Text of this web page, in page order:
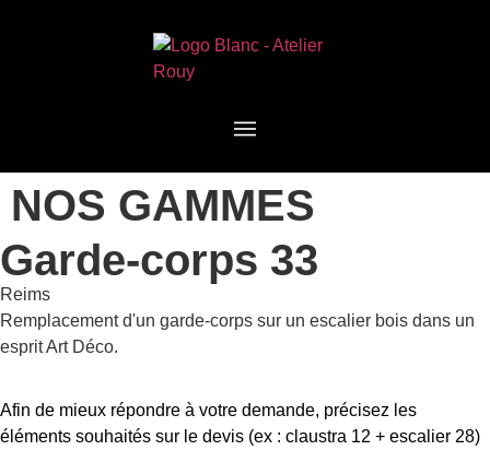
NOS GAMMES
Garde-corps 33
Reims
Remplacement d'un garde-corps sur un escalier bois dans un
esprit Art Déco.
Afin de mieux répondre à votre demande, précisez les
éléments souhaités sur le devis (ex : claustra 12 + escalier 28)